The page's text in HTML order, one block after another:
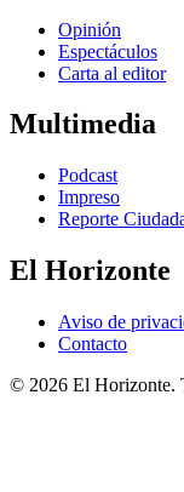
Opinión
Espectáculos
Carta al editor
Multimedia
Podcast
Impreso
Reporte
El Horizonte
Aviso de
Contacto
© 2026 El Horizonte.